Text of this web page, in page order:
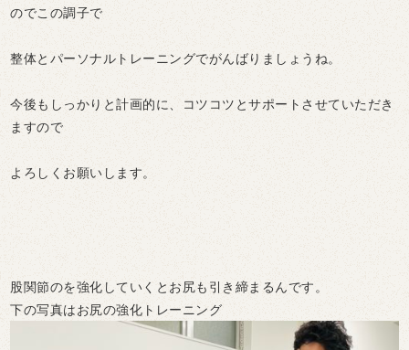
のでこの調子で
整体とパーソナルトレーニングでがんばりましょうね。
今後もしっかりと計画的に、コツコツとサポートさせていただき
ますので
よろしくお願いします。
股関節のを強化していくとお尻も引き締まるんです。
下の写真はお尻の強化トレーニング